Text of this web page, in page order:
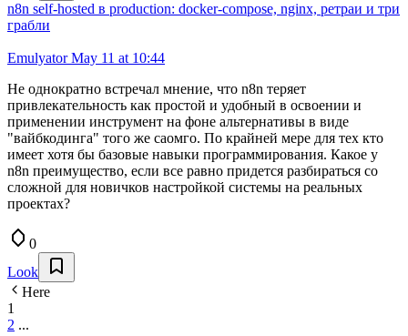
n8n self-hosted в production: docker-compose, nginx, ретраи и три
грабли
EmulyatorMay 11 at 10:44
Не однократно встречал мнение, что n8n теряет
привлекательность как простой и удобный в освоении и
применении инструмент на фоне альтернативы в виде
"вайбкодинга" того же саомго. По крайней мере для тех кто
имеет хотя бы базовые навыки программирования. Какое у
n8n преимущество, если все равно придется разбираться со
сложной для новичков настройкой системы на реальных
проектах?
0
Look
Here
1
2 ...